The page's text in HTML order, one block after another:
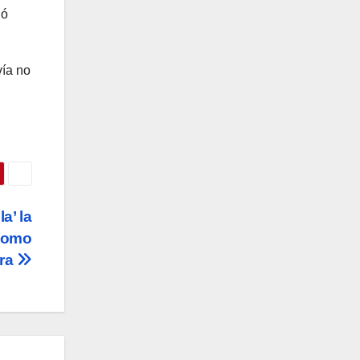
no
la